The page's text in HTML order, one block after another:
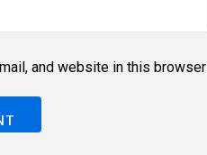
and website in this